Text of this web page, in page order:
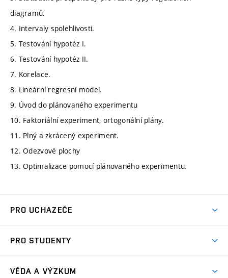
diagramů.
4. Intervaly spolehlivosti.
5. Testování hypotéz I.
6. Testování hypotéz II.
7. Korelace.
8. Lineární regresní model.
9. Úvod do plánovaného experimentu
10. Faktoriální experiment, ortogonální plány.
11. Plný a zkrácený experiment.
12. Odezvové plochy
13. Optimalizace pomocí plánovaného experimentu.
PRO UCHAZEČE
Ambasadoři studia
PRO STUDENTY
VĚDA A VÝZKUM